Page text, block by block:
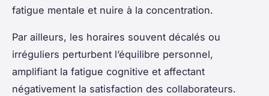
fatigue mentale et nuire à la concentration.
Par ailleurs, les horaires souvent décalés ou
irréguliers perturbent l’équilibre personnel,
amplifiant la fatigue cognitive et affectant
négativement la satisfaction des collaborateurs.